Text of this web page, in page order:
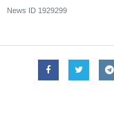
News ID 1929299